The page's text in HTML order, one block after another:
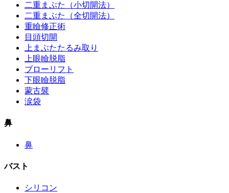
二重まぶた（小切開法）
二重まぶた（全切開法）
重瞼修正術
目頭切開
上まぶたたるみ取り
上眼瞼脱脂
ブローリフト
下眼瞼脱脂
蒙古襞
涙袋
鼻
鼻
バスト
シリコン